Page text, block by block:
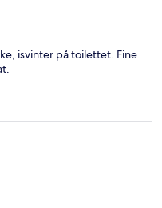
isvinter på toilettet. Fine